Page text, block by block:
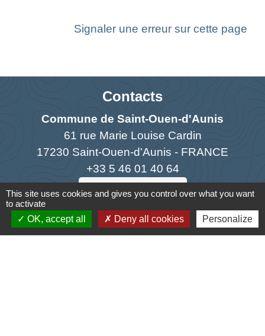
Signaler une erreur sur cette page
Contacts
Commune de Saint-Ouen-d'Aunis
61 rue Marie Louise Cardin
17230 Saint-Ouen-d'Aunis - FRANCE
+33 5 46 01 40 64
Contact par formulaire
This site uses cookies and gives you control over what you want
to activate
OK, accept all
Deny all cookies Personalize